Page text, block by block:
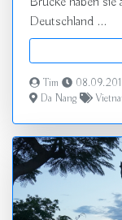
Deutschland ...
Tim
Da Nang